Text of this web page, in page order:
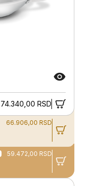
74.340,00 RSD
66.906,00 RSD
59.472,00 RSD